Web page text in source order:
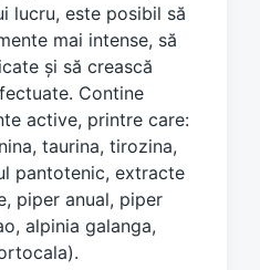
lucru, este posibil să
mai intense, să
și să crească
Contine
active, printre care:
taurina, tirozina,
pantotenic, extracte
piper anual, piper
alpinia galanga,